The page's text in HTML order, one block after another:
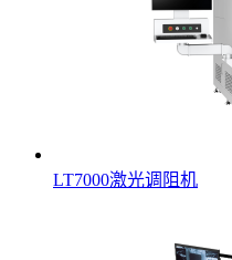
LT7000激光调阻机